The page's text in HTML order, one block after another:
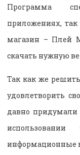
Программа
приложениях,
магазин – Плей
скачать нужную
Так как же
удовлетворить
давно придумали
информационные